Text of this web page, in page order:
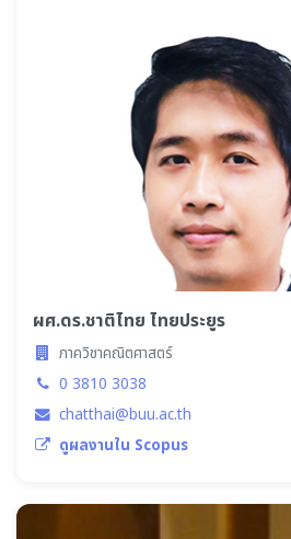
ผศ.ดร.ชาติไทย ไทยประยูร
ภาควิชาคณิตศาสตร์
0 3810 3038
chatthai@buu.ac.th
ดูผลงานใน Scopus